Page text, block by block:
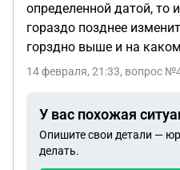
определенной датой, то
гораздо позднее
горздно выше и на
14 февраля, 21:33, вопрос
У вас похожая
Опишите свои детали —
делать.